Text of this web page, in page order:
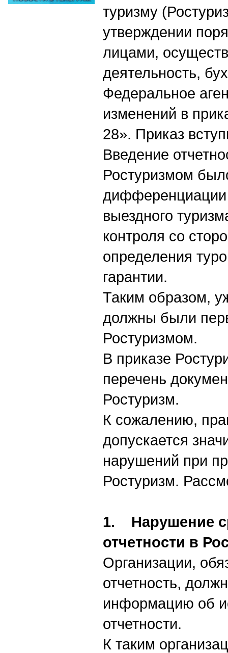
туризму
утверждении
лицами,
деятельность,
Федеральное
изменений в
28». Приказ
Введение
Ростуризмом
дифференциации
выездного
контроля со
определения
гарантии.
Таким образом,
должны были
Ростуризмом.
В приказе
перечень
Ростуризм.
К сожалению,
допускается
нарушений при
Ростуризм.
1. Нарушение
отчетности в
Организации,
отчетность,
информацию об
отчетности.
К таким